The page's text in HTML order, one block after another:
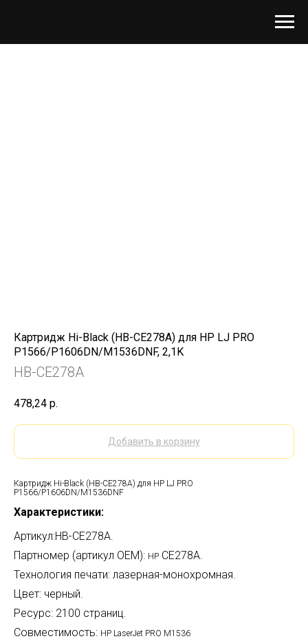
Картридж Hi-Black (HB-CE278A) для HP LJ PRO
P1566/P1606DN/M1536DNF, 2,1K
HB-CE278A
478,24 р.
Добавить в корзину
Картридж Hi-Black (HB-CE278A) для HP LJ PRO
P1566/P1606DN/M1536DNF
Характеристики:
Артикул:HB-CE278A.
Партномер (артикул OEM): HP CE278A.
Технология печати: лазерная-монохромная.
Цвет: черный.
Ресурс: 2100 страниц.
Совместимость: HP LaserJet PRO M1536